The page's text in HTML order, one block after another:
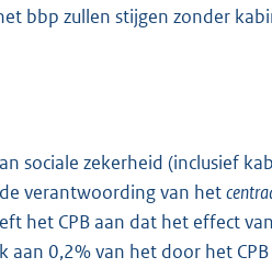
bbp zullen stijgen zonder
sociale zekerheid (inclusief
verantwoording van het
het CPB aan dat het effect
aan 0,2% van het door het